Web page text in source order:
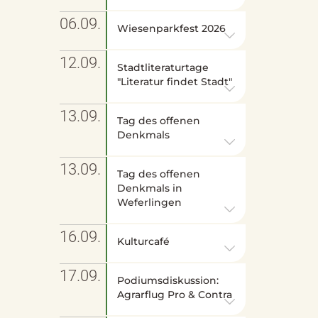
06.09. Wiesenparkfest 2026
12.09.
Stadtliteraturtage
"Literatur findet Stadt"
13.09.
Tag des offenen
Denkmals
13.09.
Tag des offenen
Denkmals in
Weferlingen
16.09. Kulturcafé
17.09.
Podiumsdiskussion:
Agrarflug Pro & Contra